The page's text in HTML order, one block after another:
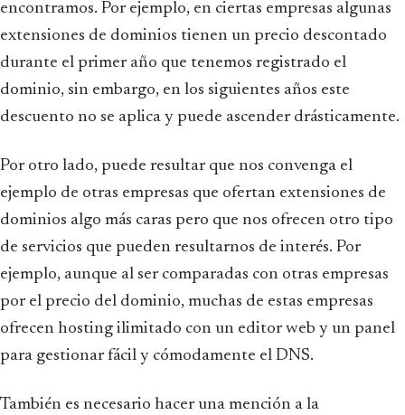
encontramos. Por ejemplo, en ciertas empresas algunas
extensiones de dominios tienen un precio descontado
durante el primer año que tenemos registrado el
dominio, sin embargo, en los siguientes años este
descuento no se aplica y puede ascender drásticamente.
Por otro lado, puede resultar que nos convenga el
ejemplo de otras empresas que ofertan extensiones de
dominios algo más caras pero que nos ofrecen otro tipo
de servicios que pueden resultarnos de interés. Por
ejemplo, aunque al ser comparadas con otras empresas
por el precio del dominio, muchas de estas empresas
ofrecen hosting ilimitado con un editor web y un panel
para gestionar fácil y cómodamente el DNS.
También es necesario hacer una mención a la